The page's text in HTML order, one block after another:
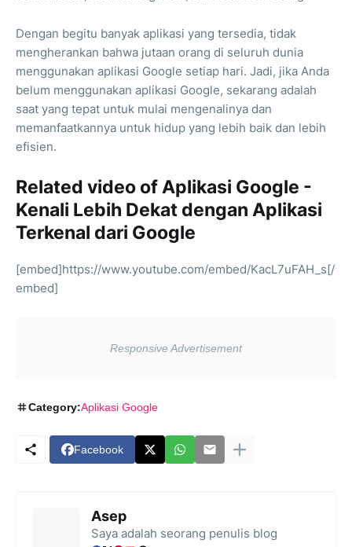
Dengan begitu banyak aplikasi yang tersedia, tidak
mengherankan bahwa jutaan orang di seluruh dunia
menggunakan aplikasi Google setiap hari. Jadi, jika Anda
belum menggunakan aplikasi Google, sekarang adalah
saat yang tepat untuk mulai mengenalinya dan
memanfaatkannya untuk hidup yang lebih baik dan lebih
efisien.
Related video of Aplikasi Google -
Kenali Lebih Dekat dengan Aplikasi
Terkenal dari Google
[embed]https://www.youtube.com/embed/KacL7uFAH_s[/
embed]
Category:Aplikasi Google
Facebook
Asep
Saya adalah seorang penulis blog